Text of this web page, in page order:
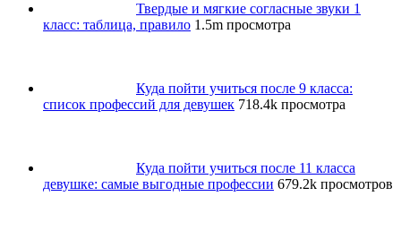
Твердые и мягкие согласные звуки 1
класс: таблица, правило 1.5m просмотра
Куда пойти учиться после 9 класса:
список профессий для девушек 718.4k просмотра
Куда пойти учиться после 11 класса
девушке: самые выгодные профессии 679.2k просмотров